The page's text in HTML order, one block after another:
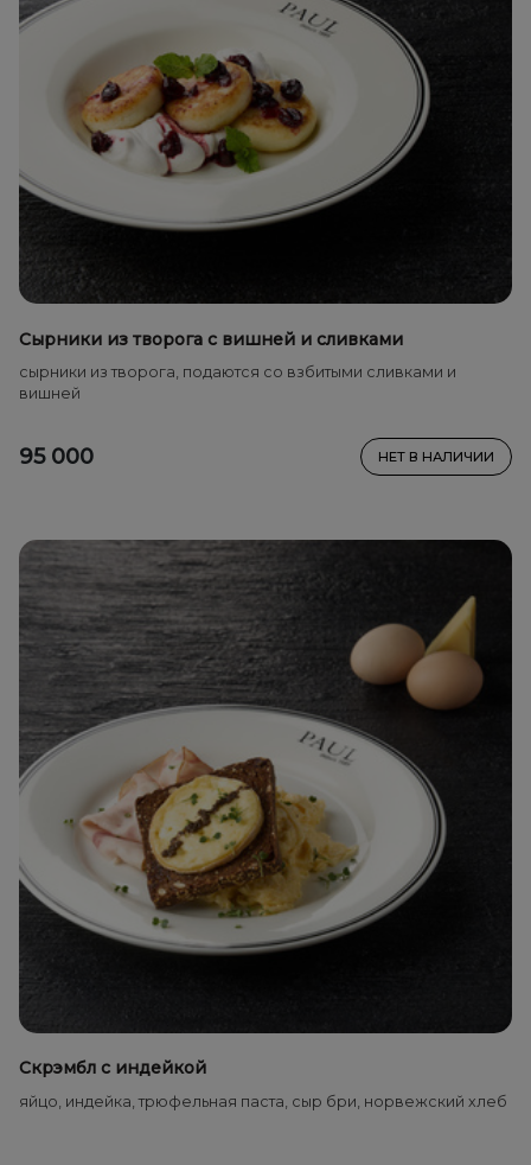
Сырники из творога с вишней и сливками
сырники из творога, подаются со взбитыми сливками и
вишней
95 000 НЕТ В НАЛИЧИИ
Скрэмбл с индейкой
яйцо, индейка, трюфельная паста, сыр бри, норвежский хлеб